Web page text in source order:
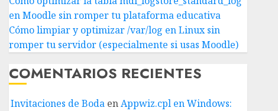
en Moodle sin romper tu plataforma educativa
Cómo limpiar y optimizar /var/log en Linux sin
romper tu servidor (especialmente si usas Moodle)
COMENTARIOS RECIENTES
Invitaciones de BodaenAppwiz.cpl en Windows: